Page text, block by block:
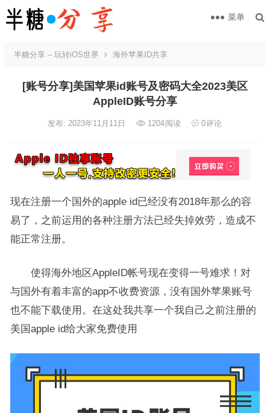
菜单
半糖分享 – 玩转iOS世界 海外苹果ID共享
[账号分享]美国苹果id账号及密码大全2023美区
AppleID账号分享
发布: 2023年11月11日 1204阅读 0评论
现在注册一个国外的apple id已经没有2018年那么的容
易了，之前运用的各种注册方法已经失掉效劳，造成不
能正常注册。
使得海外地区AppleID帐号现在变得一号难求！对
与国外有着丰富的app不收费资源，没有国外苹果账号
也不能下载使用。在这处我共享一个我自己之前注册的
美国apple id给大家免费使用